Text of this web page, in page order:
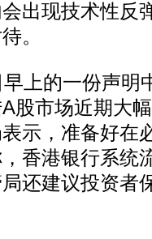
出现技术性反
。
的一份声明
股市场近期大
示，准备好在
香港银行系统
还建议投资者